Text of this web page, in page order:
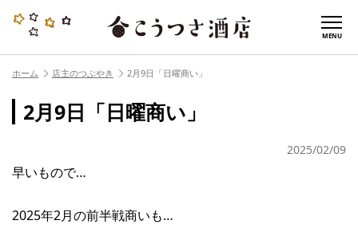
MENU
ホーム 店主のつぶやき 2月9日「日曜商い」
2月9日「日曜商い」
2025/02/09
早いもので…
2025年2月の前半戦商いも…